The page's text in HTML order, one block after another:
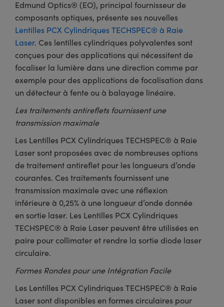
ou Coupleurs
de Poche ou à Mesure Directe
: Microscopie
pour Caméras
: Caméras
Optiques Lightpath
Labs™
Gratings™
Optiques de SCHOTT
Edmund Optics® (EO), principal fournisseur de
composants optiques, présente ses nouvelles
Lentilles PCX Cylindriques TECHSPEC® à Raie
Laser. Ces lentilles cylindriques polyvalentes sont
conçues pour des applications qui nécessitent de
focaliser la lumière dans une direction comme par
exemple pour des applications de focalisation dans
un détecteur à fente ou à balayage linéaire.
Les traitements antireflets fournissent une
transmission maximale
Les Lentilles PCX Cylindriques TECHSPEC® à Raie
Laser sont proposées avec de nombreuses options
de traitement antireflet pour les longueurs d’onde
courantes. Ces traitements fournissent une
transmission maximale avec une réflexion
inférieure à 0,25% à une longueur d’onde donnée
en sortie laser. Les Lentilles PCX Cylindriques
TECHSPEC® à Raie Laser peuvent être utilisées en
paire pour collimater et rendre la sortie diode laser
circulaire.
Formes Rondes pour une Intégration Facile
Les Lentilles PCX Cylindriques TECHSPEC® à Raie
Laser sont disponibles en formes circulaires pour